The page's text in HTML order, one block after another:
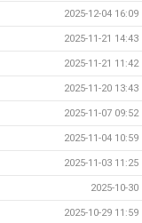
2025-12-04 16:09
2025-11-21 14:43
2025-11-21 11:42
2025-11-20 13:43
2025-11-07 09:52
2025-11-04 10:59
2025-11-03 11:25
2025-10-30
2025-10-29 11:59